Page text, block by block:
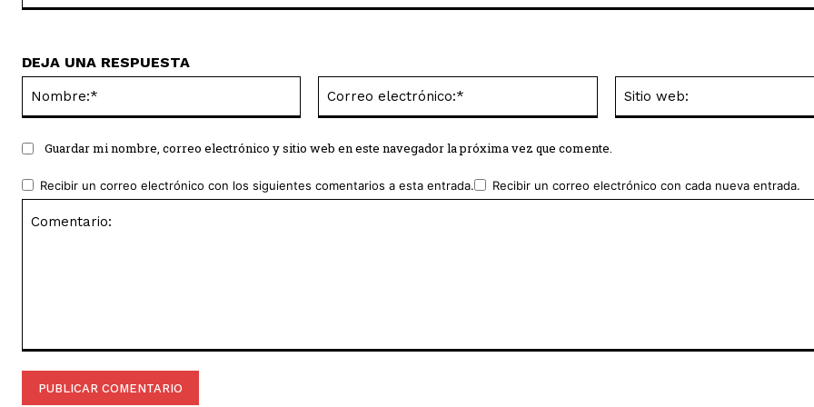
DEJA UNA RESPUESTA
electrónico:*
Guardar mi nombre, correo electrónico y sitio web en este navegador la próxima vez que comente.
Recibir un correo electrónico con los siguientes comentarios a esta entrada. Recibir un correo electrónico con cada nueva entrada.